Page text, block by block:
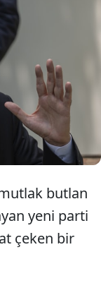
başkanvekilliği
Akgün Alp’in
verdiği
seçim
parti
getirmesi
butlan
yeni parti
çeken bir